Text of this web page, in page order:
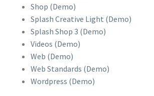
Shop (Demo)
Splash Creative Light (Demo)
Splash Shop 3 (Demo)
Videos (Demo)
Web (Demo)
Web Standards (Demo)
Wordpress (Demo)